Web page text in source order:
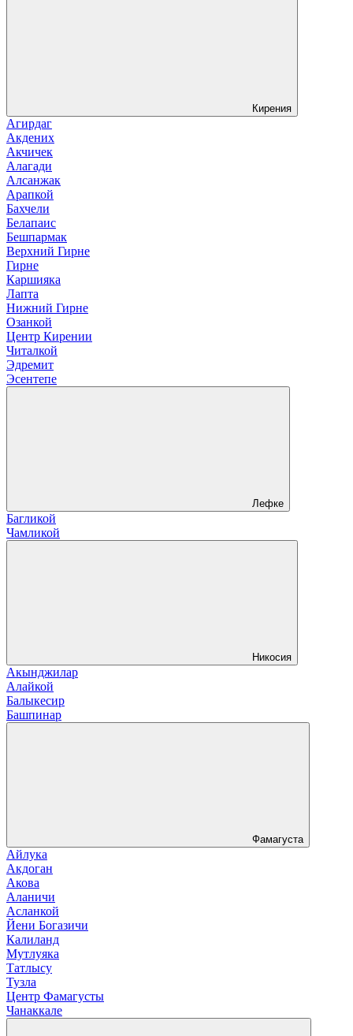
Кирения
Агирдаг
Акдених
Акчичек
Алагади
Алсанжак
Арапкой
Бахчели
Белапаис
Бешпармак
Верхний Гирне
Гирне
Каршияка
Лапта
Нижний Гирне
Озанкой
Центр Кирении
Читалкой
Эдремит
Эсентепе
Лефке
Багликой
Чамликой
Никосия
Акынджилар
Алайкой
Балыкесир
Башпинар
Фамагуста
Айлука
Акдоган
Акова
Аланичи
Асланкой
Йени Богазичи
Калиланд
Мутлуяка
Татлысу
Тузла
Центр Фамагусты
Чанаккале